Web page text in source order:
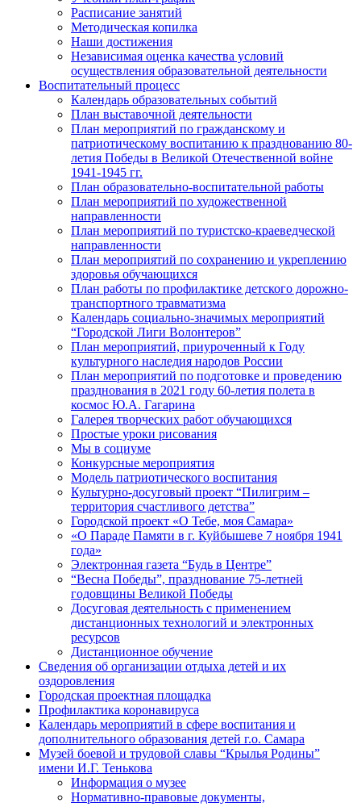
Расписание занятий
Методическая копилка
Наши достижения
Независимая оценка качества условий
осуществления образовательной деятельности
Воспитательный процесс
Календарь образовательных событий
План выставочной деятельности
План мероприятий по гражданскому и
патриотическому воспитанию к празднованию 80-
летия Победы в Великой Отечественной войне
1941-1945 гг.
План образовательно-воспитательной работы
План мероприятий по художественной
направленности
План мероприятий по туристско-краеведческой
направленности
План мероприятий по сохранению и укреплению
здоровья обучающихся
План работы по профилактике детского дорожно-
транспортного травматизма
Календарь социально-значимых мероприятий
“Городской Лиги Волонтеров”
План мероприятий, приуроченный к Году
культурного наследия народов России
План мероприятий по подготовке и проведению
празднования в 2021 году 60-летия полета в
космос Ю.А. Гагарина
Галерея творческих работ обучающихся
Простые уроки рисования
Мы в социуме
Конкурсные мероприятия
Модель патриотического воспитания
Культурно-досуговый проект “Пилигрим –
территория счастливого детства”
Городской проект «О Тебе, моя Самара»
«О Параде Памяти в г. Куйбышеве 7 ноября 1941
года»
Электронная газета “Будь в Центре”
“Весна Победы”, празднование 75-летней
годовщины Великой Победы
Досуговая деятельность с применением
дистанционных технологий и электронных
ресурсов
Дистанционное обучение
Сведения об организации отдыха детей и их
оздоровления
Городская проектная площадка
Профилактика коронавируса
Календарь мероприятий в сфере воспитания и
дополнительного образования детей г.о. Самара
Музей боевой и трудовой славы “Крылья Родины”
имени И.Г. Тенькова
Информация о музее
Нормативно-правовые документы,